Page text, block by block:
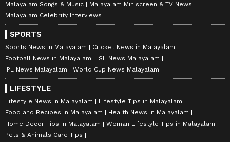
Malayalam Songs & Music
Malayalam Miniscreen & TV News
Malayalam Celebrity Interviews
SPORTS
Sports News in Malayalam
Cricket News in Malayalam
Football News in Malayalam
ISL News Malayalam
IPL News Malayalam
World Cup News Malayalam
LIFESTYLE
Lifestyle News in Malayalam
Lifestyle Tips in Malayalam
Food and Recipes in Malayalam
Health News in Malayalam
Home Decor Tips in Malayalam
Woman Lifestyle Tips in Malayalam
Pets & Animals Care Tips